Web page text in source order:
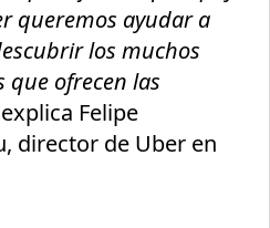
queremos ayudar a
los muchos
que ofrecen las
Felipe
director de Uber en